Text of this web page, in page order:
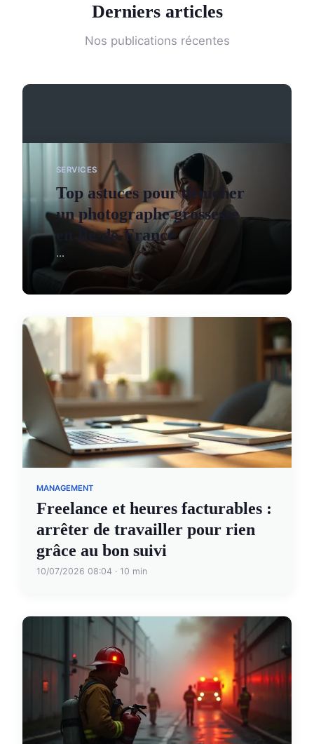
Derniers articles
Nos publications récentes
SERVICES
Top astuces pour dénicher
un photographe grossesse
en Île-de-France
...
MANAGEMENT
Freelance et heures facturables :
arrêter de travailler pour rien
grâce au bon suivi
10/07/2026 08:04 · 10 min